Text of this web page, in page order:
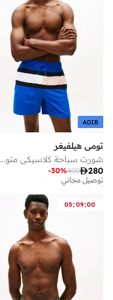
ADIB
تومي هيلفيغر
شورت سباحة كلاسيكي متوسط الطول بألوان متداخلة
280
400
-30%
أفضل سعر لهذا العام
توصيل مجاني
أفضل سعر لهذا العام
05:09:00